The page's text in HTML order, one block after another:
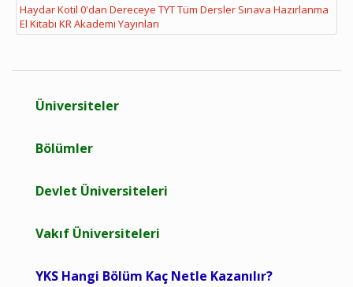
Haydar Kotil 0'dan Dereceye TYT Tüm Dersler Sınava Hazırlanma
El Kitabı KR Akademi Yayınları
Üniversiteler
Bölümler
Devlet Üniversiteleri
Vakıf Üniversiteleri
YKS Hangi Bölüm Kaç Netle Kazanılır?